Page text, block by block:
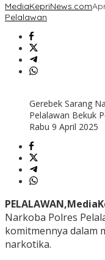
MediaKepriNews.com
Pelalawan
Gerebek Sarang
Pelalawan Bekuk
Rabu 9 April 2025
Narkoba Polres
komitmennya dalam
narkotika.